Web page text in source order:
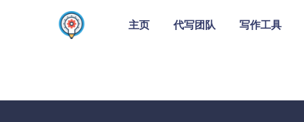
主页 代写团队 写作工具